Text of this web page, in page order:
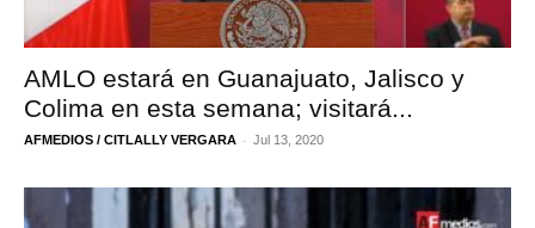
AMLO estará en Guanajuato, Jalisco y
Colima en esta semana; visitará...
AFMEDIOS / CITLALLY VERGARA - Jul 13, 2020